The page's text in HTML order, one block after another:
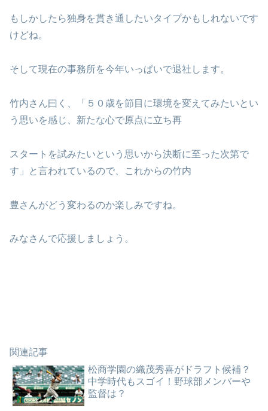
もしかしたら独身を貫き通したいタイプかもしれないです
けどね。
そして現在の事務所を今年いっぱいで退社します。
竹内さん曰く、「５０歳を節目に環境を変えてみたいとい
う思いを感じ、新たな心で原点に立ち再
スタートを試みたいという思いから決断に至った次第で
す」と言われているので、これからの竹内
豊さんがどう変わるのか楽しみですね。
みなさんで応援しましょう。
関連記事
松商学園の織茂秀喜がドラフト候補？
中学時代もスゴイ！野球部メンバーや
監督は？